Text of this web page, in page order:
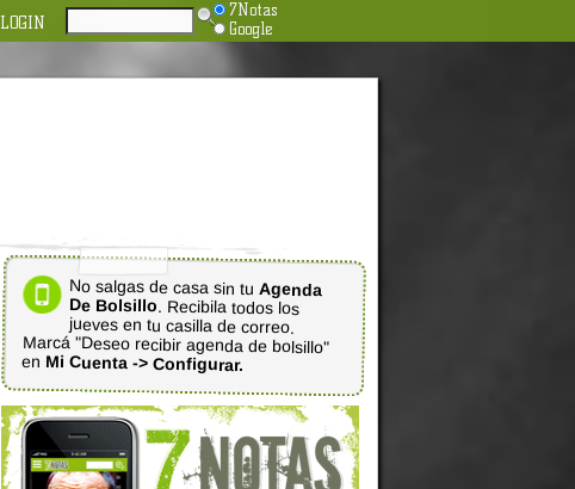
LOGIN
7Notas
Google
No salgas de casa sin tu Agenda
De Bolsillo. Recibila todos los
jueves en tu casilla de correo.
Marcá "Deseo recibir agenda de bolsillo"
en Mi Cuenta -> Configurar.